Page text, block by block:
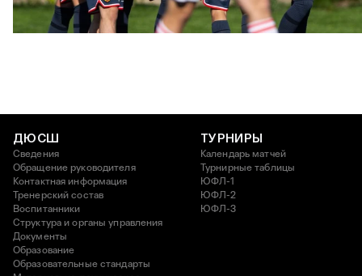
ЮФЛ: Московское дерби на «Октябре»
3 АВГУСТА 2026 14:15
ДЮСШ
Сведения
Обращение руководителя
Контактная информация
Тренерский состав
Воспитанники
Структура и органы управления
Документы
Образование
Образовательные стандарты
ТУРНИРЫ
Календарь матчей
Турнирные таблицы
ЮФЛ-1
ЮФЛ-2
ЮФЛ-3